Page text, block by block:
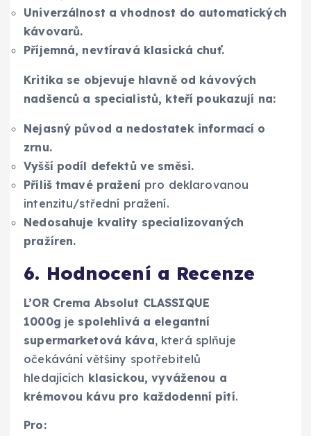
Univerzálnost a vhodnost do automatických
kávovarů.
Příjemná, nevtíravá klasická chuť.
Kritika se objevuje hlavně od kávových
nadšenců a specialistů, kteří poukazují na:
Nejasný původ a nedostatek informací o
zrnu.
Vyšší podíl defektů ve směsi.
Příliš tmavé pražení pro deklarovanou
intenzitu/střední pražení.
Nedosahuje kvality specializovaných
pražíren.
6. Hodnocení a Recenze
L’OR Crema Absolut CLASSIQUE
1000g je spolehlivá a elegantní
supermarketová káva, která splňuje
očekávání většiny spotřebitelů
hledajících klasickou, vyváženou a
krémovou kávu pro každodenní pití.
Pro: